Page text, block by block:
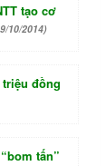
tạo cơ
10/2014)
đồng
tấn”